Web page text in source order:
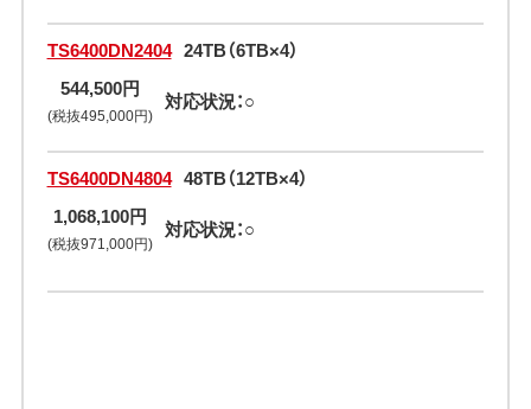
TS6400DN2404 24TB（6TB×4）
544,500円
(税抜495,000円)
対応状況：○
TS6400DN4804 48TB（12TB×4）
1,068,100円
(税抜971,000円)
対応状況：○